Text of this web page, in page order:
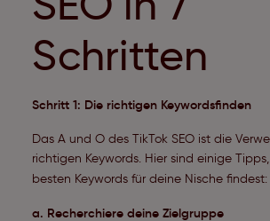
Schritten
Schritt 1: Die richtigen Keywordsfinden
Das A und O des TikTok SEO ist die
richtigen Keywords. Hier sind einige
besten Keywords für deine Nische findest:
a. Recherchiere deine Zielgruppe